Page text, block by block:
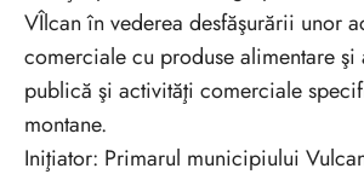
VÎlcan în vederea desfăşurării unor
comerciale cu produse alimentare şi
publică şi activităţi comerciale
montane.
Iniţiator: Primarul municipiului